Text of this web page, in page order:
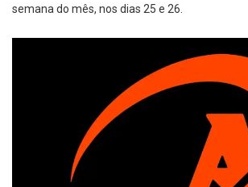
semana do mês, nos dias 25 e 26.